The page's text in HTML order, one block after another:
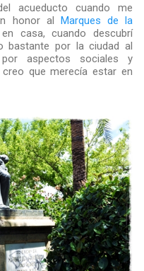
acueducto cuando me
honor al Marques de la
casa, cuando descubrí
bastante por la ciudad al
aspectos sociales y
que merecía estar en